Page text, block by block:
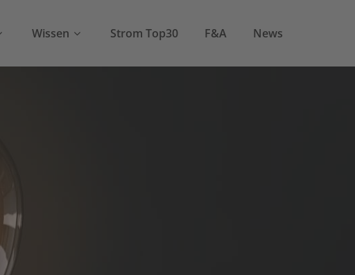
Wissen Strom Top30 F&A News